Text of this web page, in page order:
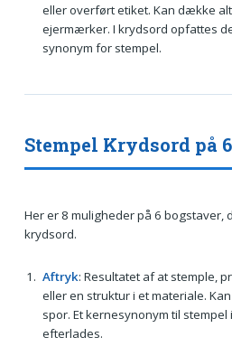
eller overført etiket. Kan dække
ejermærker. I krydsord opfattes
synonym for stempel.
Stempel Krydsord på
Her er 8 muligheder på 6 bogstaver,
krydsord.
Aftryk: Resultatet af at stemple,
eller en struktur i et materiale.
spor. Et kernesynonym til
efterlades.